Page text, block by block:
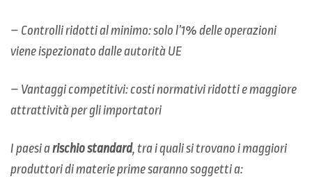
– Controlli ridotti al minimo: solo l’1% delle operazioni
viene ispezionato dalle autorità UE
– Vantaggi competitivi: costi normativi ridotti e maggiore
attrattività per gli importatori
I paesi arischio standard, tra i quali si trovano i maggiori
produttori di materie prime saranno soggetti a: